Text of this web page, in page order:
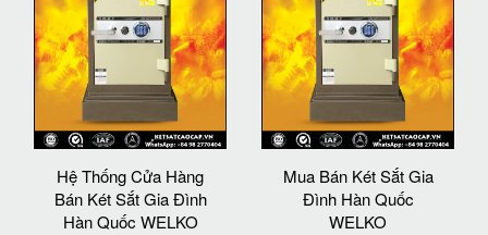
Hệ Thống Cửa Hàng
Bán Két Sắt Gia Đình
Hàn Quốc WELKO
Mua Bán Két Sắt Gia
Đình Hàn Quốc
WELKO